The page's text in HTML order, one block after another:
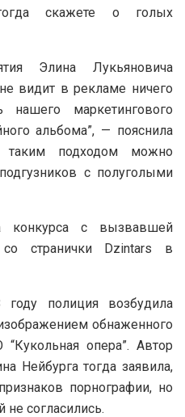
скажете о голых
Элина Лукьяновича
видит в рекламе ничего
нашего маркетингового
альбома”, — пояснила
подходом можно
с полуголыми
с вызвавшей
со странички Dzintars в
полиция возбудила
обнаженного
опера”. Автор
Нейбурга тогда заявила,
порнографии, но
не согласились.